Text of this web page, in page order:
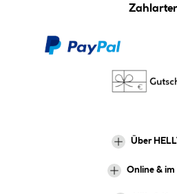
Über
Online & im